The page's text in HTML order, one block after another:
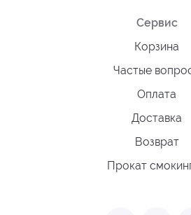
Сервис
Корзина
Частые
Оплата
Доставка
Возврат
Прокат